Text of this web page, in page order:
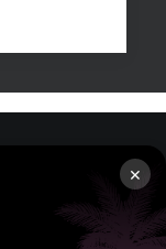
×
réservés –